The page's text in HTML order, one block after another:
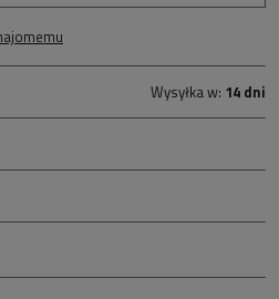
Wysyłka w: 14 dni